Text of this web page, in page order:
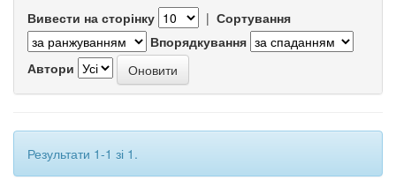
Вивести на сторінку | Сортування
Впорядкування
Автори
Результати 1-1 зі 1.